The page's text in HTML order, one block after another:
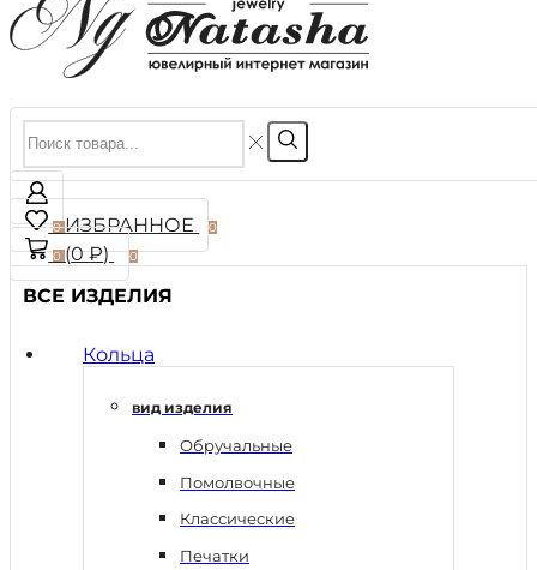
0ИЗБРАННОЕ 0
0(0₽) 0
ВСЕ ИЗДЕЛИЯ
Кольца
вид изделия
Обручальные
Помолвочные
Классические
Печатки